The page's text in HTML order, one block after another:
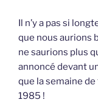
Il n’y a pas si
que nous aurions
ne saurions plus
annoncé devant
que la semaine
1985 !